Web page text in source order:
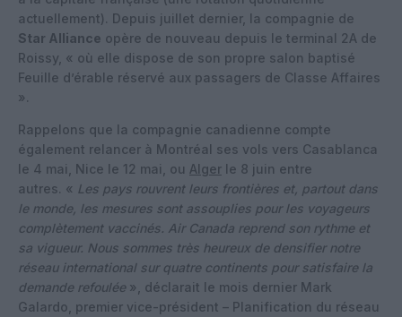
actuellement). Depuis juillet dernier, la compagnie de
Star Alliance opère de nouveau depuis le terminal 2A de
Roissy, « où elle dispose de son propre salon baptisé
Feuille d’érable réservé aux passagers de Classe Affaires
».
Rappelons que la compagnie canadienne compte
également relancer à Montréal ses vols vers Casablanca
le 4 mai, Nice le 12 mai, ou Alger le 8 juin entre
autres. « Les pays rouvrent leurs frontières et, partout dans
le monde, les mesures sont assouplies pour les voyageurs
complètement vaccinés. Air Canada reprend son rythme et
sa vigueur. Nous sommes très heureux de densifier notre
réseau international sur quatre continents pour satisfaire la
demande refoulée », déclarait le mois dernier Mark
Galardo, premier vice-président – Planification du réseau